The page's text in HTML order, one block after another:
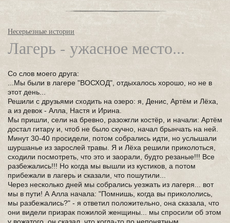
Несерьезные истории
Лагерь - ужасное место...
Со слов моего друга:
...Мы были в лагере "ВОСХОД", отдыхалось хорошо, но не в
этот день...
Решили с друзьями сходить на озеро: я, Денис, Артём и Лёха,
а из девок - Алла, Настя и Ирина.
Мы пришли, сели на бревно, разожгли костёр, и начали: Артём
достал гитару и, чтоб не было скучно, начал брынчать на ней.
Минут 30-40 просидели, потом собрались идти, но услышали
шуршанье из зарослей травы. Я и Лёха решили приколоться,
сходили посмотреть, что это и заорали, будто резаные!!! Все
разбежались!!! Но когда мы вышли из кустиков, а потом
прибежали в лагерь и сказали, что пошутили...
Через несколько дней мы собрались уезжать из лагеря... вот
мы в пути! А Алла начала: "Помнишь, когда вы прикололись,
мы разбежались?" - я ответил положительно, она сказала, что
они видели призрак пожилой женщины... мы спросили об этом